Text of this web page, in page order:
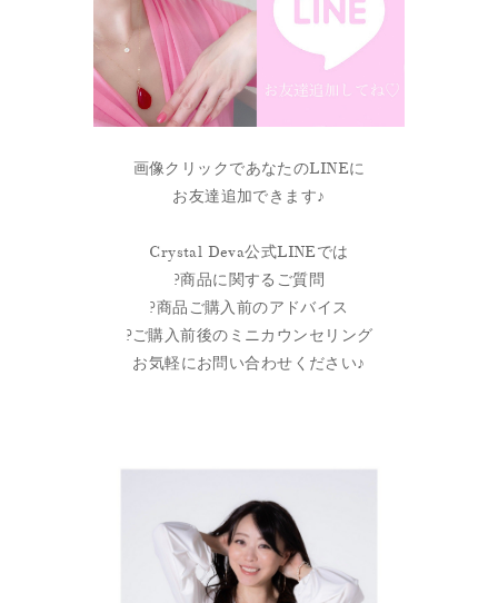
画像クリックであなたのLINEに
お友達追加できます♪
Crystal Deva公式LINEでは
?商品に関するご質問
?商品ご購入前のアドバイス
?ご購入前後のミニカウンセリング
お気軽にお問い合わせください♪